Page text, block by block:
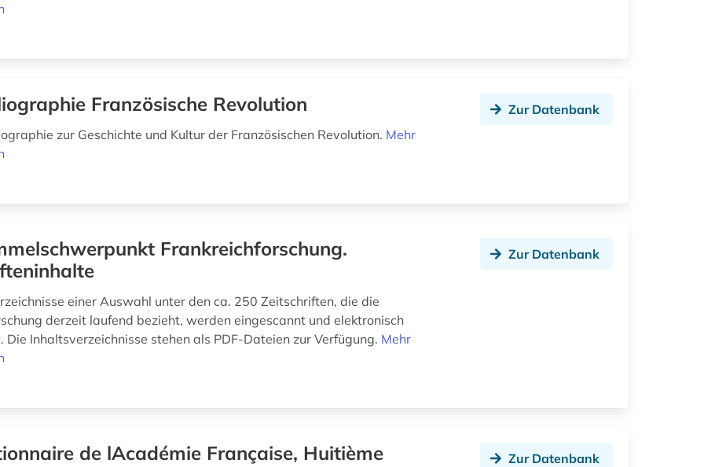
Französische Revolution
zur Geschichte und Kultur der Französischen Revolution. Mehr
Zur Datenbank
Frankreichforschung.
einer Auswahl unter den ca. 250 Zeitschriften, die die
derzeit laufend bezieht, werden eingescannt und elektronisch
Die Inhaltsverzeichnisse stehen als PDF-Dateien zur Verfügung. Mehr
Zur Datenbank
de lAcadémie Française, Huitième
Zur Datenbank